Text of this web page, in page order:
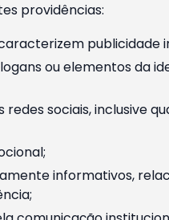
providências:
publicidade
ou elementos da
sociais, inclusive
informativos,